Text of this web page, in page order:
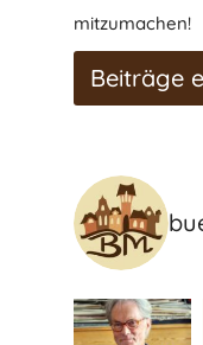
mitzumachen!
Beiträge